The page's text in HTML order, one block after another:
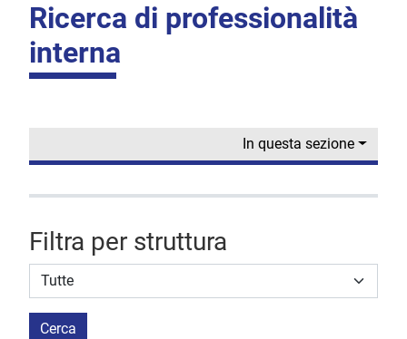
Ricerca di professionalità
interna
In questa sezione
Filtra per struttura
Struttura stipulante
Cerca